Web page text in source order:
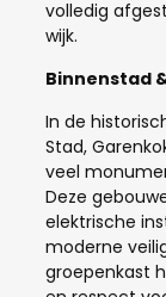
volledig
wijk.
Binnenstad
In de
Stad,
veel
Deze
elektrische
moderne
groepenkast